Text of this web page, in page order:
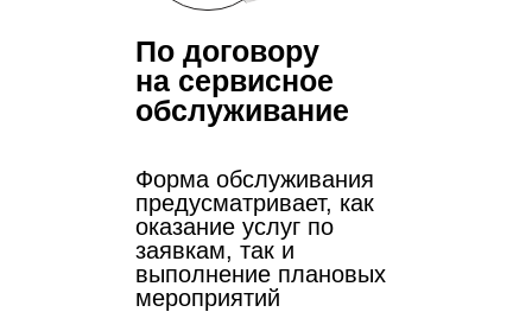
По договору
на сервисное
обслуживание
Форма обслуживания
предусматривает, как
оказание услуг по
заявкам, так и
выполнение плановых
мероприятий